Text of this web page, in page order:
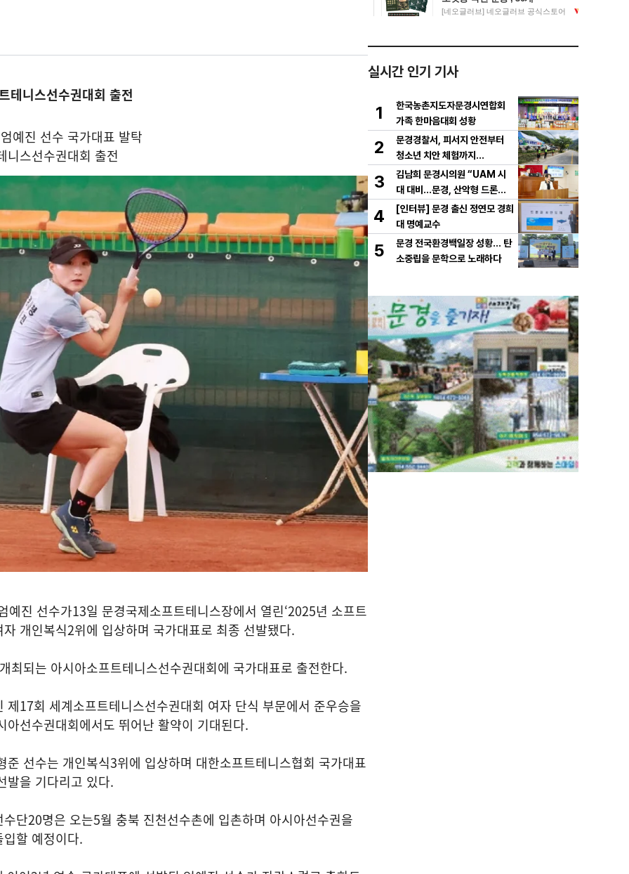
테니스선수권대회 출전
예진 선수 국가대표 발탁
니스선수권대회 출전
예진 선수가13일 문경국제소프트테니스장에서 열린‘2025년 소프트
자 개인복식2위에 입상하며 국가대표로 최종 선발됐다.
최되는 아시아소프트테니스선수권대회에 국가대표로 출전한다.
제17회 세계소프트테니스선수권대회 여자 단식 부문에서 준우승을
아선수권대회에서도 뛰어난 활약이 기대된다.
준 선수는 개인복식3위에 입상하며 대한소프트테니스협회 국가대표
발을 기다리고 있다.
단20명은 오는5월 충북 진천선수촌에 입촌하며 아시아선수권을
할 예정이다.
실시간 인기 기사
1
한국농촌지도자문경시연합회
가족 한마음대회 성황
2
문경경찰서, 피서지 안전부터
청소년 치안 체험까지…
3
김남희 문경시의원 “UAM 시
대 대비…문경, 산악형 드론산
업 중심도시로 도약해야”
4
[인터뷰] 문경 출신 정연모 경희
대 명예교수
5
문경 전국환경백일장 성황… 탄
소중립을 문학으로 노래하다